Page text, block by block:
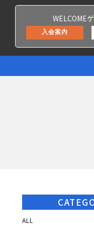
WELCOME
入会案内
ALL